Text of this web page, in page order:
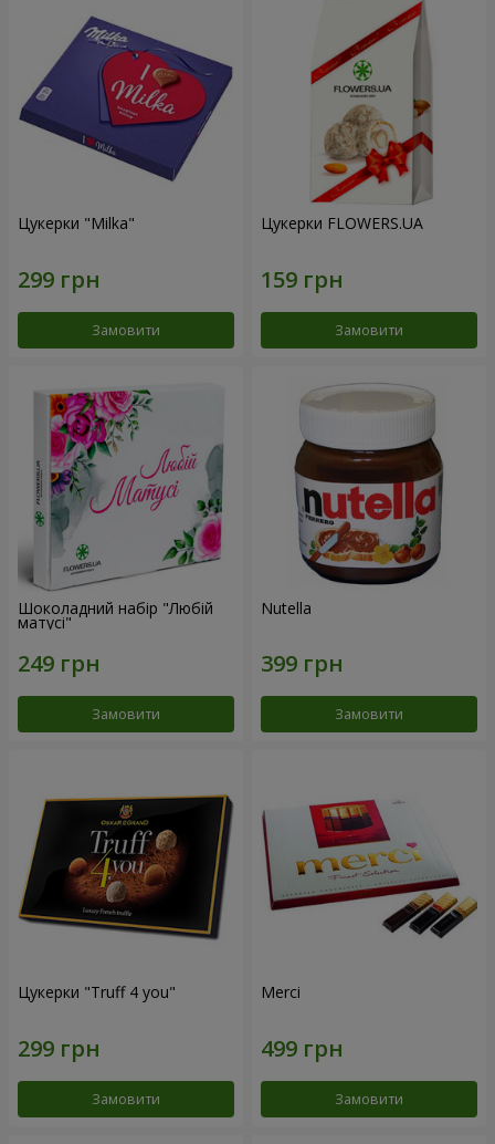
Цукерки "Milka"
Замовити
Цукерки FLOWERS.UA
Замовити
Шоколадний набір "Любій
матусі"
Замовити
Nutella
Замовити
Цукерки "Truff 4 you"
Замовити
Merci
Замовити